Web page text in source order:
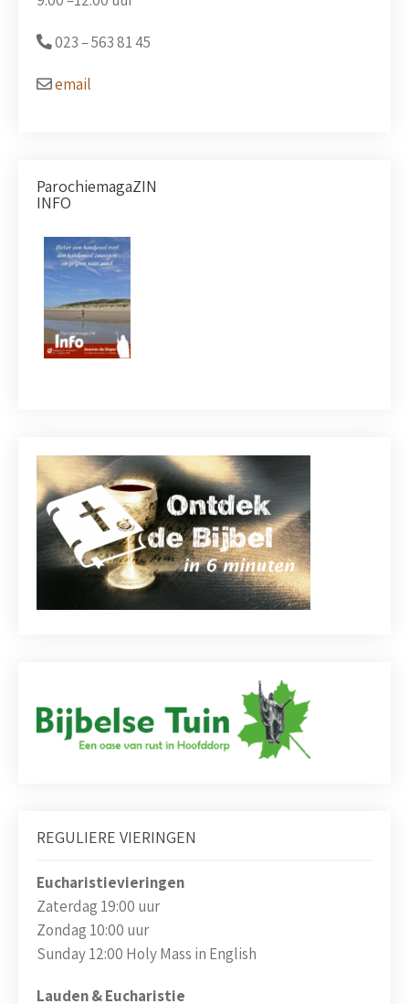
023 –563 81 45
email
ParochiemagaZIN
INFO
REGULIERE VIERINGEN
Eucharistievieringen
Zaterdag 19:00 uur
Zondag 10:00 uur
Sunday 12:00 Holy Mass in English
Lauden & Eucharistie